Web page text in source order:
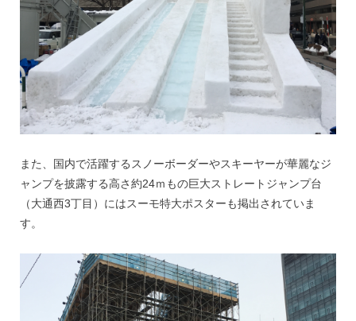
また、国内で活躍するスノーボーダーやスキーヤーが華麗なジ
ャンプを披露する高さ約24ｍもの巨大ストレートジャンプ台
（大通西3丁目）にはスーモ特大ポスターも掲出されていま
す。